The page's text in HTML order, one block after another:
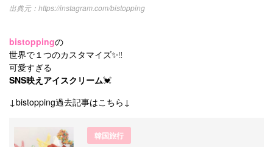
https://instagram.com/bistopping
bistoppingの
世界で１つのカスタマイズ✨‼️
可愛すぎる
SNS映えアイスクリーム💓
↓bistopping過去記事はこちら↓
韓国旅行